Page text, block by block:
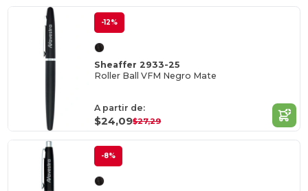
-12%
Sheaffer 2933-25
Roller Ball VFM Negro Mate
A partir de:
$24,09$27,29
-8%